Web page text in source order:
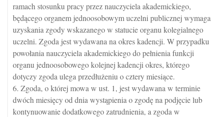
ramach stosunku pracy przez nauczyciela akademickiego,
będącego organem jednoosobowym uczelni publicznej wymaga
uzyskania zgody wskazanego w statucie organu kolegialnego
uczelni. Zgoda jest wydawana na okres kadencji. W przypadku
powołania nauczyciela akademickiego do pełnienia funkcji
organu jednoosobowego kolejnej kadencji okres, którego
dotyczy zgoda ulega przedłużeniu o cztery miesiące.
6. Zgoda, o której mowa w ust. 1, jest wydawana w terminie
dwóch miesięcy od dnia wystąpienia o zgodę na podjęcie lub
kontynuowanie dodatkowego zatrudnienia, a zgoda w